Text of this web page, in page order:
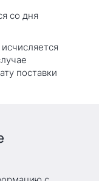
со дня
поставки